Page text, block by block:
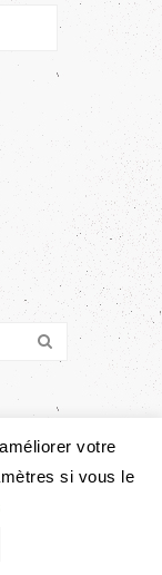
|
votre
si vous le